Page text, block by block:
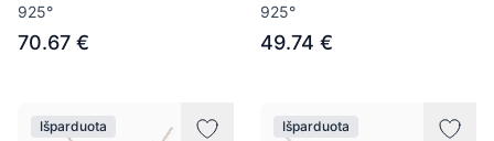
925°
70.67 €
925°
49.74 €
Išparduota Išparduota